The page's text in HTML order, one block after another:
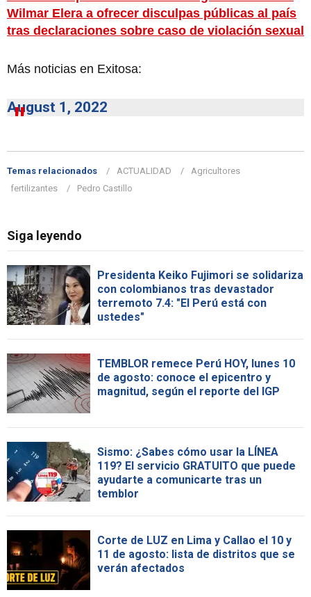
Wilmar Elera a ofrecer disculpas públicas al país
tras declaraciones sobre caso de violación sexual
Más noticias en Exitosa:
August 1, 2022
Temas relacionados ACTUALIDAD
Agricultores
fertilizantes
Pedro Castillo
Siga leyendo
Presidenta Keiko Fujimori se solidariza
con colombianos tras devastador
terremoto 7.4: "El Perú está con
ustedes"
TEMBLOR remece Perú HOY, lunes 10
de agosto: conoce el epicentro y
magnitud, según el reporte del IGP
Sismo: ¿Sabes cómo usar la LÍNEA
119? El servicio GRATUITO que puede
ayudarte a comunicarte tras un
temblor
Corte de LUZ en Lima y Callao el 10 y
11 de agosto: lista de distritos que se
verán afectados